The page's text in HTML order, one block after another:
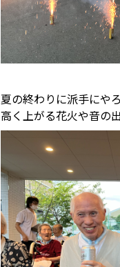
夏の終わりに派手にや
高く上がる花火や音の